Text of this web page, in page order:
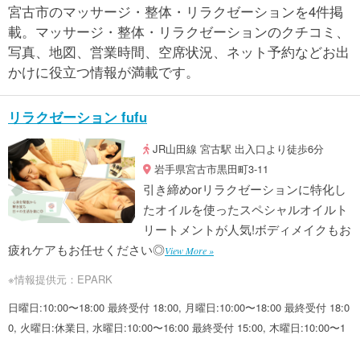
宮古市のマッサージ・整体・リラクゼーションを4件掲
載。マッサージ・整体・リラクゼーションのクチコミ、
写真、地図、営業時間、空席状況、ネット予約などお出
かけに役立つ情報が満載です。
リラクゼーション fufu
JR山田線 宮古駅 出入口より徒歩6分
岩手県宮古市黒田町3-11
引き締めorリラクゼーションに特化し
たオイルを使ったスペシャルオイルト
リートメントが人気!ボディメイクもお
疲れケアもお任せください◎View More »
※情報提供元：EPARK
日曜日:10:00〜18:00 最終受付 18:00, 月曜日:10:00〜18:00 最終受付 18:0
0, 火曜日:休業日, 水曜日:10:00〜16:00 最終受付 15:00, 木曜日:10:00〜1